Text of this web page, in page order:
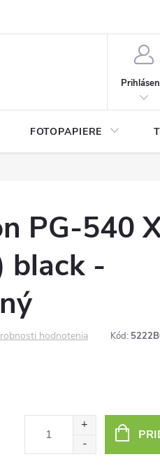
údajov (GDPR)
FOTOPAPIERE
PG-540
black -
hodnotenia Kód: